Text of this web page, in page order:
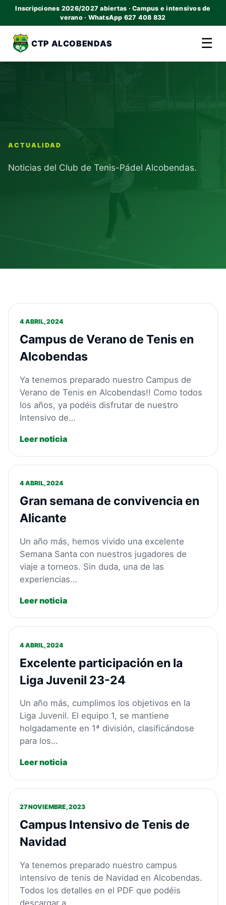
Inscripciones 2026/2027 abiertas · Campus e intensivos de
verano · WhatsApp 627 408 832
CTP ALCOBENDAS ☰
ACTUALIDAD
Noticias del Club de Tenis-Pádel Alcobendas.
4 ABRIL, 2024
Campus de Verano de Tenis en
Alcobendas
Ya tenemos preparado nuestro Campus de
Verano de Tenis en Alcobendas!! Como todos
los años, ya podéis disfrutar de nuestro
Intensivo de…
Leer noticia
4 ABRIL, 2024
Gran semana de convivencia en
Alicante
Un año más, hemos vivido una excelente
Semana Santa con nuestros jugadores de
viaje a torneos. Sin duda, una de las
experiencias…
Leer noticia
4 ABRIL, 2024
Excelente participación en la
Liga Juvenil 23-24
Un año más, cumplimos los objetivos en la
Liga Juvenil. El equipo 1, se mantiene
holgadamente en 1ª división, clasificándose
para los…
Leer noticia
27 NOVIEMBRE, 2023
Campus Intensivo de Tenis de
Navidad
Ya tenemos preparado nuestro campus
intensivo de tenis de Navidad en Alcobendas.
Todos los detalles en el PDF que podéis
descargar a…